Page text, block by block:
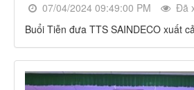
07/04/2024 09:49:00 PM
Đã
Buổi Tiễn đưa TTS SAINDECO xuất